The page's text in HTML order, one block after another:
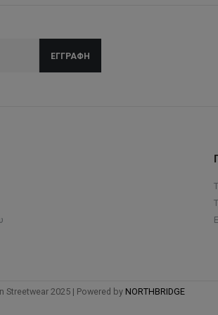
Streetwear 2025 | Powered by NORTHBRIDGE